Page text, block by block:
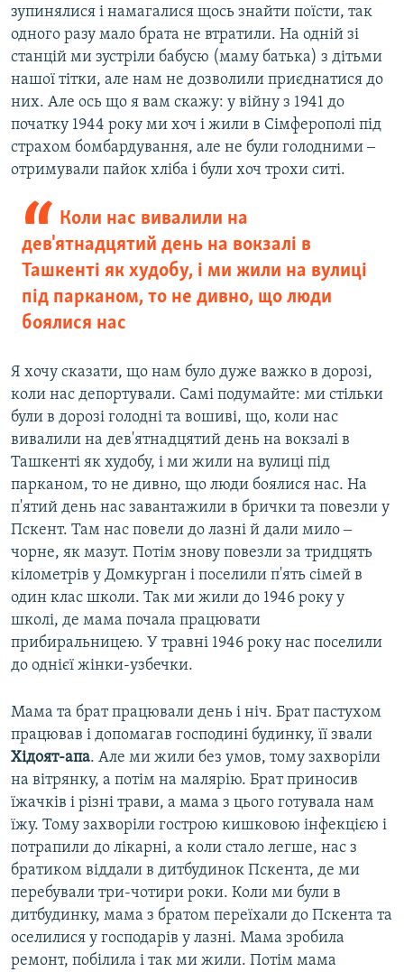
зупинялися і намагалися щось знайти поїсти, так
одного разу мало брата не втратили. На одній зі
станцій ми зустріли бабусю (маму батька) з дітьми
нашої тітки, але нам не дозволили приєднатися до
них. Але ось що я вам скажу: у війну з 1941 до
початку 1944 року ми хоч і жили в Сімферополі під
страхом бомбардування, але не були голодними ‒
отримували пайок хліба і були хоч трохи ситі.
Коли нас вивалили на
дев'ятнадцятий день на вокзалі в
Ташкенті як худобу, і ми жили на вулиці
під парканом, то не дивно, що люди
боялися нас
Я хочу сказати, що нам було дуже важко в дорозі,
коли нас депортували. Самі подумайте: ми стільки
були в дорозі голодні та вошиві, що, коли нас
вивалили на дев'ятнадцятий день на вокзалі в
Ташкенті як худобу, і ми жили на вулиці під
парканом, то не дивно, що люди боялися нас. На
п'ятий день нас завантажили в брички та повезли у
Пскент. Там нас повели до лазні й дали мило ‒
чорне, як мазут. Потім знову повезли за тридцять
кілометрів у Домкурган і поселили п'ять сімей в
один клас школи. Так ми жили до 1946 року у
школі, де мама почала працювати
прибиральницею. У травні 1946 року нас поселили
до однієї жінки-узбечки.
Мама та брат працювали день і ніч. Брат пастухом
працював і допомагав господині будинку, її звали
Хідоят-апа. Але ми жили без умов, тому захворіли
на вітрянку, а потім на малярію. Брат приносив
їжачків і різні трави, а мама з цього готувала нам
їжу. Тому захворіли гострою кишковою інфекцією і
потрапили до лікарні, а коли стало легше, нас з
братиком віддали в дитбудинок Пскента, де ми
перебували три-чотири роки. Коли ми були в
дитбудинку, мама з братом переїхали до Пскента та
оселилися у господарів у лазні. Мама зробила
ремонт, побілила і так ми жили. Потім мама